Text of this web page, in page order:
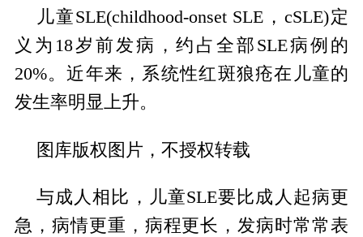
儿童SLE(childhood-onset SLE，cSLE)定
义为18岁前发病，约占全部SLE病例的
20%。近年来，系统性红斑狼疮在儿童的
发生率明显上升。
图库版权图片，不授权转载
与成人相比，儿童SLE要比成人起病更
急，病情更重，病程更长，发病时常常表